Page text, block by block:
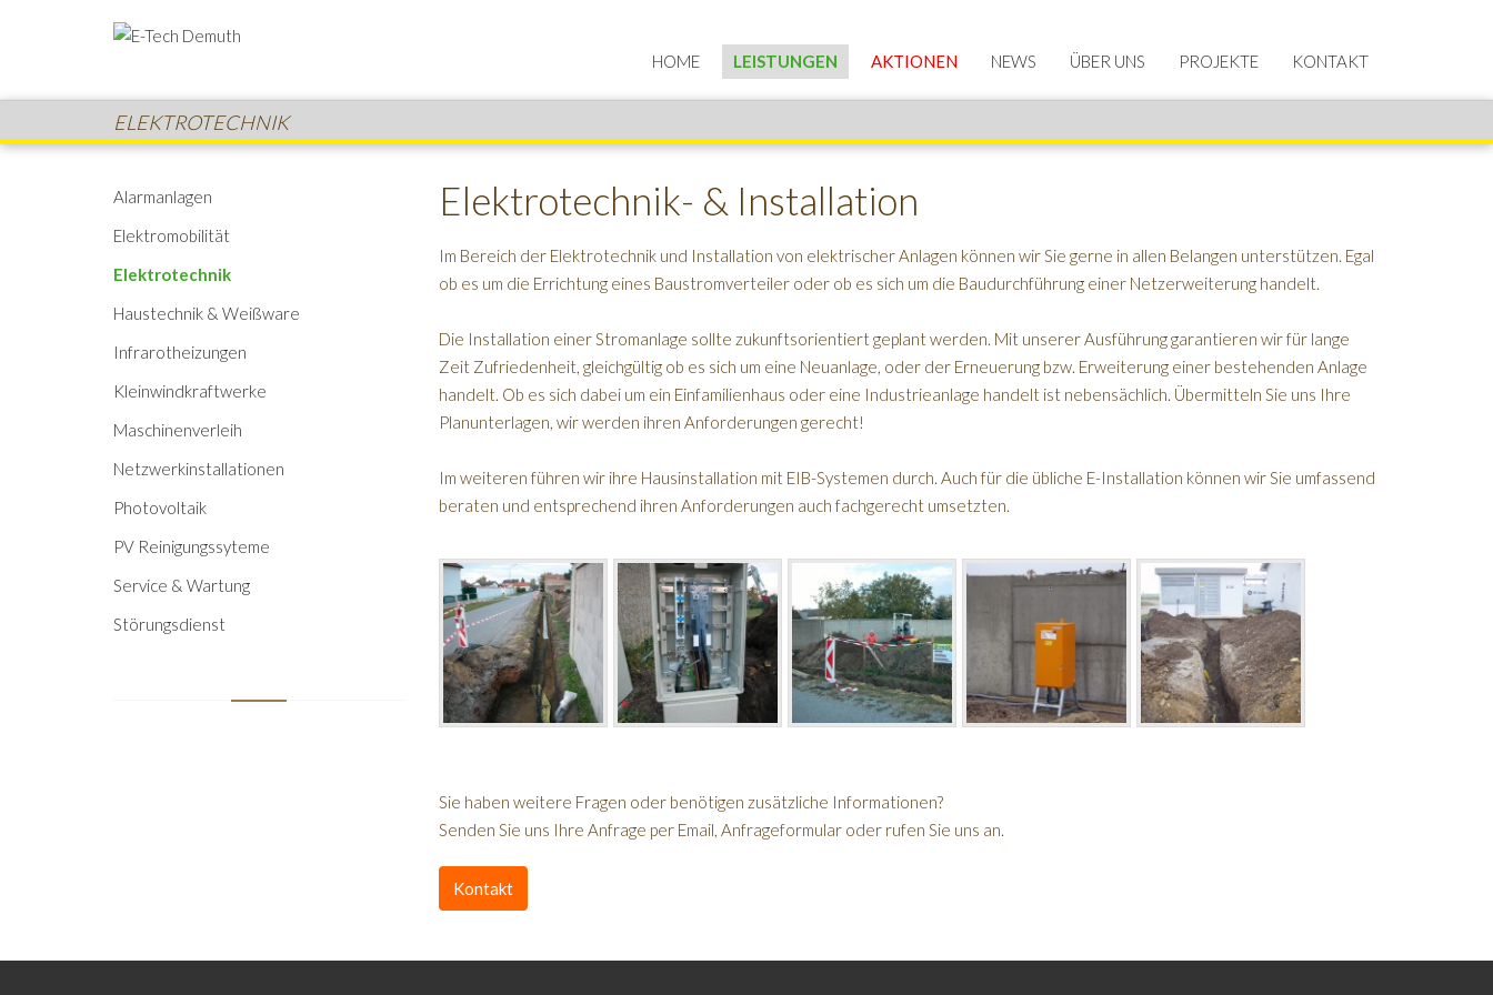
HOME LEISTUNGEN AKTIONEN NEWS ÜBER UNS PROJEKTE KONTAKT
ELEKTROTECHNIK
Alarmanlagen
Elektromobilität
Elektrotechnik
Haustechnik & Weißware
Infrarotheizungen
Kleinwindkraftwerke
Maschinenverleih
Netzwerkinstallationen
Photovoltaik
PV Reinigungssyteme
Service & Wartung
Störungsdienst
Elektrotechnik- & Installation
Im Bereich der Elektrotechnik und Installation von elektrischer Anlagen können wir Sie gerne in allen Belangen unterstützen. Egal
ob es um die Errichtung eines Baustromverteiler oder ob es sich um die Baudurchführung einer Netzerweiterung handelt.
Die Installation einer Stromanlage sollte zukunftsorientiert geplant werden. Mit unserer Ausführung garantieren wir für lange
Zeit Zufriedenheit, gleichgültig ob es sich um eine Neuanlage, oder der Erneuerung bzw. Erweiterung einer bestehenden Anlage
handelt. Ob es sich dabei um ein Einfamilienhaus oder eine Industrieanlage handelt ist nebensächlich. Übermitteln Sie uns Ihre
Planunterlagen, wir werden ihren Anforderungen gerecht!
Im weiteren führen wir ihre Hausinstallation mit EIB-Systemen durch. Auch für die übliche E-Installation können wir Sie umfassend
beraten und entsprechend ihren Anforderungen auch fachgerecht umsetzten.
Sie haben weitere Fragen oder benötigen zusätzliche Informationen?
Senden Sie uns Ihre Anfrage per Email, Anfrageformular oder rufen Sie uns an.
Kontakt